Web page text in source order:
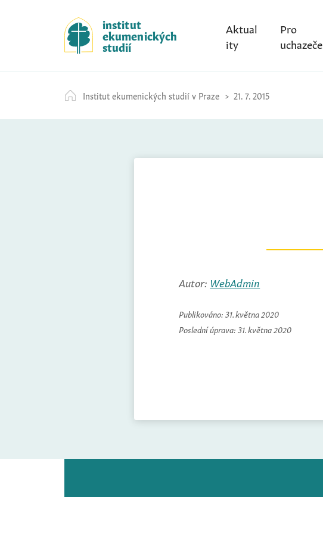
k
i
p
t
c
o
institut
ekumenických
studií
Aktual
ity
Pro
uchazeče
Institut ekumenických studií v Praze 21. 7. 2015
Autor: WebAdmin
Publikováno: 31. května 2020
Poslední úprava: 31. května 2020